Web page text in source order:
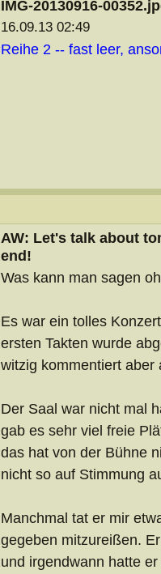
IMG-20130916-
16.09.13 02:49
Reihe 2 -- fast leer,
AW: Let's talk about
end!
Was kann man sagen
Es war ein tolles
ersten Takten wurde
witzig kommentiert aber
Der Saal war nicht mal
gab es sehr viel freie
das hat von der Bühne
nicht so auf Stimmung
Manchmal tat er mir
gegeben mitzureißen.
und irgendwann hatte